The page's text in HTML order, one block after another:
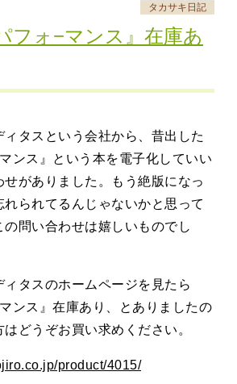
タカサキ日記
フォ−マンス』在庫あ
タスという会社から、昔出した
ンス』という本を電子化していい
がありました。もう絶版になっ
られてるんじゃないかと思って
の問い合わせは嬉しいものでし
タスのホームページを見たら
ンス』在庫あり、とありましたの
どうぞお買い求めください。
product/4015/